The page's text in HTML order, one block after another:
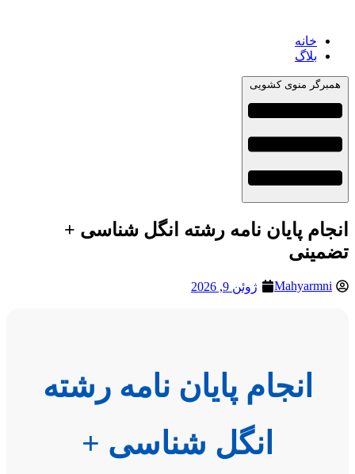
خانه
بلاگ
همبرگر منوی کشویی
انجام پایان نامه رشته انگل شناسی +
تضمینی
Mahyarmni ژوئن 9, 2026
انجام پایان نامه رشته
انگل شناسی +